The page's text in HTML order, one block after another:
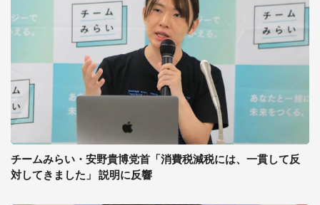
チームみらい・安野貴博党首「消費税減税には、一貫して反
対してきました」 説明に反響